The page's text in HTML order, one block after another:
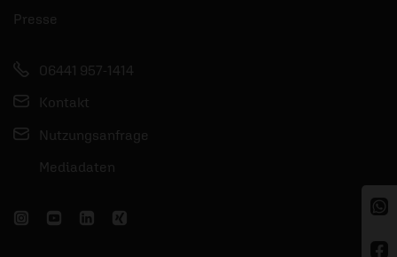
Presse
06441 957-1414
Kontakt
Nutzungsanfrage
Mediadaten